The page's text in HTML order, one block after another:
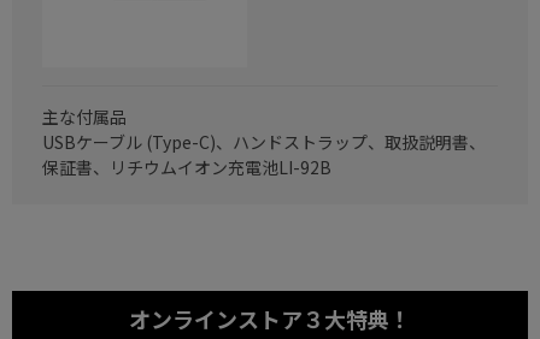
主な付属品
USBケーブル (Type-C)、ハンドストラップ、取扱説明書、
保証書、リチウムイオン充電池LI-92B
オンラインストア３大特典！